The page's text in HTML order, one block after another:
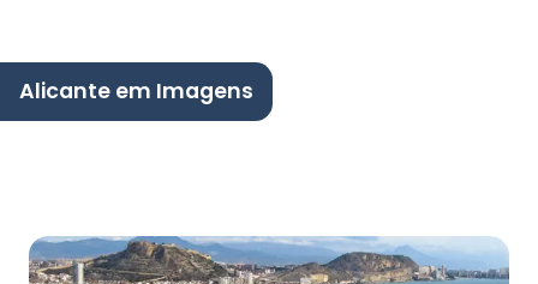
Alicante em Imagens